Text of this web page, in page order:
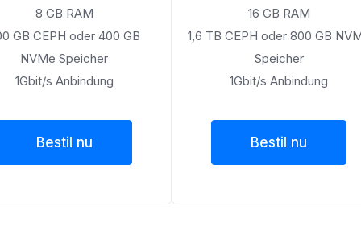
8 GB RAM
GB CEPH oder 400 GB
NVMe Speicher
1Gbit/s Anbindung
Bestil nu
16 GB RAM
1,6 TB CEPH oder 800 GB
Speicher
1Gbit/s Anbindung
Bestil nu